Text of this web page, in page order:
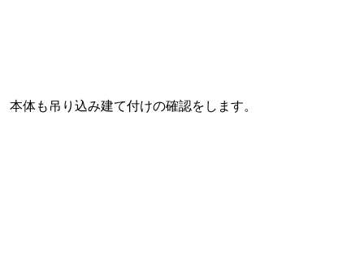
本体も吊り込み建て付けの確認をします。